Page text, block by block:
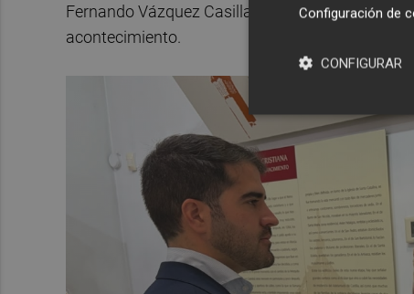
Fernando Vázquez Casillas, entre ellas
acontecimiento.
Configuración de
CONFIGURAR